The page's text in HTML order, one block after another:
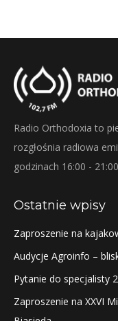
Radio Orthodoxia to
rozgłośnia radiowa
godzinach 16:00 -
Ostatnie wpisy
Zaproszenie na
Audycje Agroinfo –
Pytanie do specjalisty
Zaproszenie na XXVI